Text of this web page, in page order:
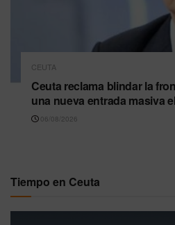
CEUTA
Ceuta reclama blindar la
una nueva entrada masiva
06/08/2026
Tiempo en Ceuta